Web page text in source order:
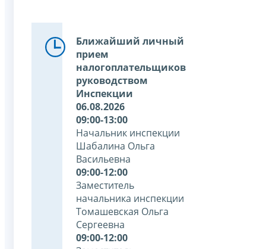
Ближайший личный
прием
налогоплательщиков
руководством
Инспекции
06.08.2026
09:00-13:00
Начальник инспекции
Шабалина Ольга
Васильевна
09:00-12:00
Заместитель
начальника инспекции
Томашевская Ольга
Сергеевна
09:00-12:00